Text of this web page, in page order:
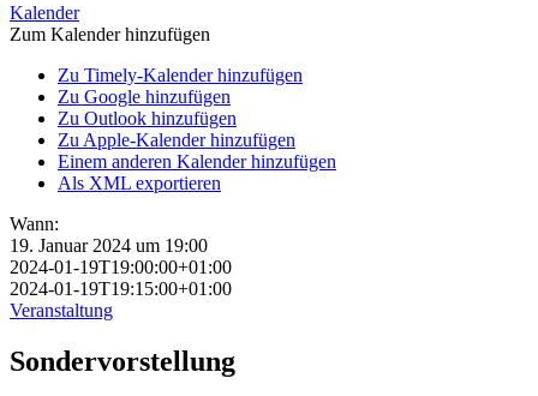
Kalender
Zum Kalender hinzufügen
Zu Timely-Kalender hinzufügen
Zu Google hinzufügen
Zu Outlook hinzufügen
Zu Apple-Kalender hinzufügen
Einem anderen Kalender hinzufügen
Als XML exportieren
Wann:
19. Januar 2024 um 19:00
2024-01-19T19:00:00+01:00
2024-01-19T19:15:00+01:00
Veranstaltung
Sondervorstellung